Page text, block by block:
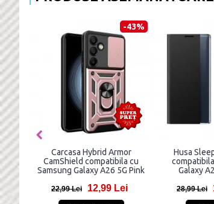
Thunder Flexible
cu Samsung
A26 5G Blue
Lei 10,99 Lei
Carcasa Hybrid Armor
CamShield compatibila cu
Samsung Galaxy A26 5G Red
28,81 Lei 11,81 Lei